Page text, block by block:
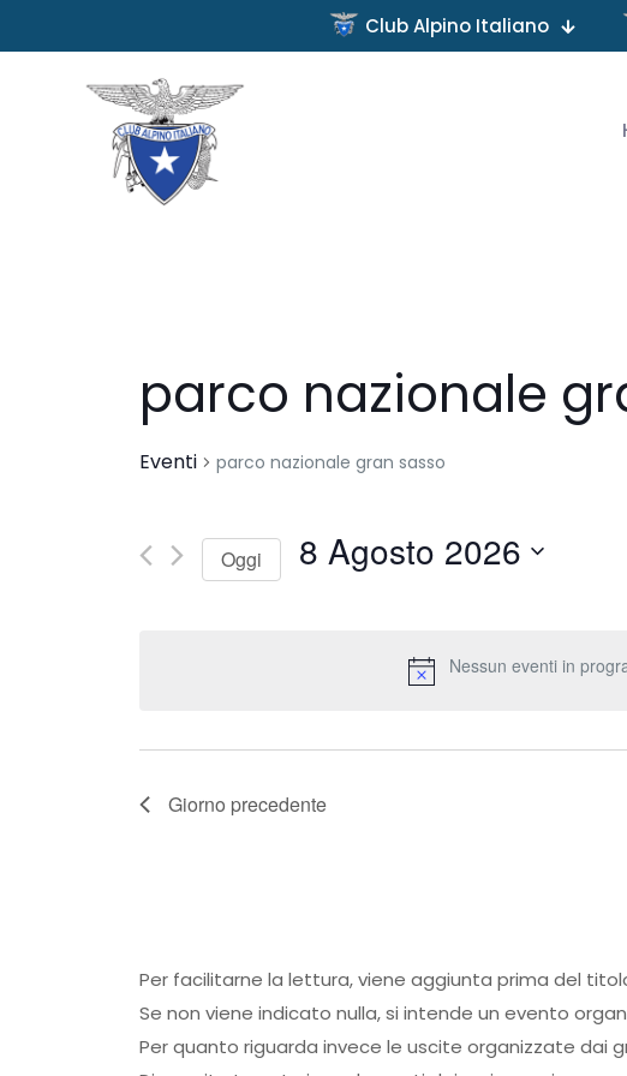
Club Alpino Italiano
Nessun eventi in
parco nazionale
Eventi parco nazionale gran sasso
Oggi 8 Agosto 2026
Giorno precedente
Per facilitarne la lettura, viene aggiunta prima del
Se non viene indicato nulla, si intende un evento
Per quanto riguarda invece le uscite organizzate dai